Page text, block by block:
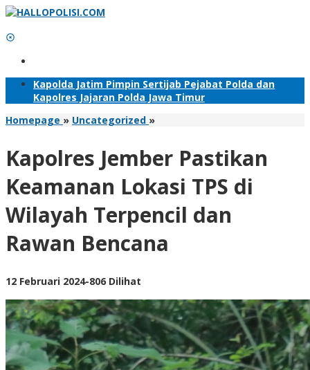
Lewati
konten
Kapolda Jatim Pimpin Sertijab Pejabat Polda dan
Kapolres Jajaran Polda Jawa Timur
Homepage » Uncategorized »Kapolres
Keamanan
TPS
di
Wilayah
Terpencil
dan
Rawan
Kapolres Jember Pastikan
Keamanan Lokasi TPS di
Wilayah Terpencil dan
Rawan Bencana
12 Februari 2024oleh
-806 Dilihat